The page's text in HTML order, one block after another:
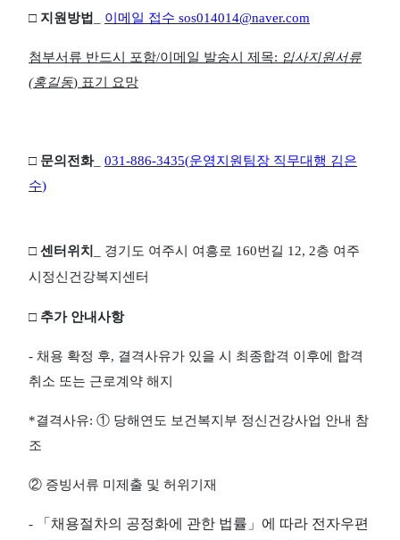
□ 지원방법 이메일 접수 sos014014@naver.com
첨부서류 반드시 포함/이메일 발송시 제목: 입사지원서류
(홍길동) 표기 요망
□ 문의전화_ 031-886-3435(운영지원팀장 직무대행 김은
수)
□ 센터위치 경기도 여주시 여흥로 160번길 12, 2층 여주
시정신건강복지센터
□ 추가 안내사항
- 채용 확정 후, 결격사유가 있을 시 최종합격 이후에 합격
취소 또는 근로계약 해지
*결격사유: ① 당해연도 보건복지부 정신건강사업 안내 참
조
② 증빙서류 미제출 및 허위기재
- 「 채용절차의 공정화에 관한 법률 」 에 따라 전자우편